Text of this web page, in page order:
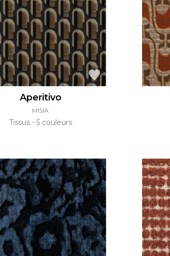
Aperitivo
MISIA
Tissus 5 couleurs